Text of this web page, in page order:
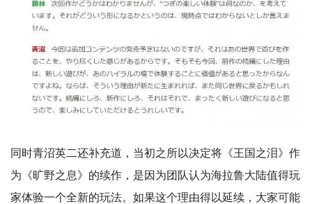
同时青沼英二还补充道，当初之所以决定将《王国之泪》作
为《旷野之息》的续作，是因为团队认为海拉鲁大陆值得玩
家体验一个全新的玩法。如果这个理由得以延续，大家可能